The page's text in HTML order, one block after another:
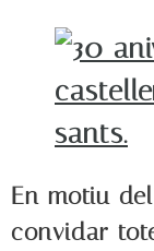
En motiu
convidar